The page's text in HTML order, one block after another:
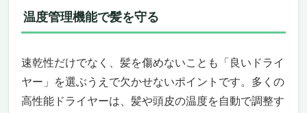
軽量・コンパクトでどこでも活躍
SALONIA スムースシャイン ドライヤー：スピ
ーディーでスタイリッシュな毎日へ
高速乾燥で時短美髪
カスタマイズ可能なモードで多様なニーズに
温度管理機能で髪を守る
速乾性だけでなく、髪を傷めないことも「良いドライ
ヤー」を選ぶうえで欠かせないポイントです。多くの
高性能ドライヤーは、髪や頭皮の温度を自動で調整す